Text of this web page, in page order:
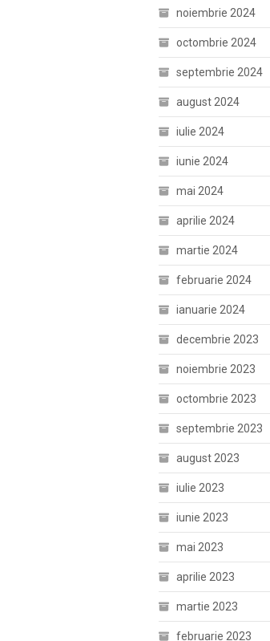
noiembrie 2024
octombrie 2024
septembrie 2024
august 2024
iulie 2024
iunie 2024
mai 2024
aprilie 2024
martie 2024
februarie 2024
ianuarie 2024
decembrie 2023
noiembrie 2023
octombrie 2023
septembrie 2023
august 2023
iulie 2023
iunie 2023
mai 2023
aprilie 2023
martie 2023
februarie 2023